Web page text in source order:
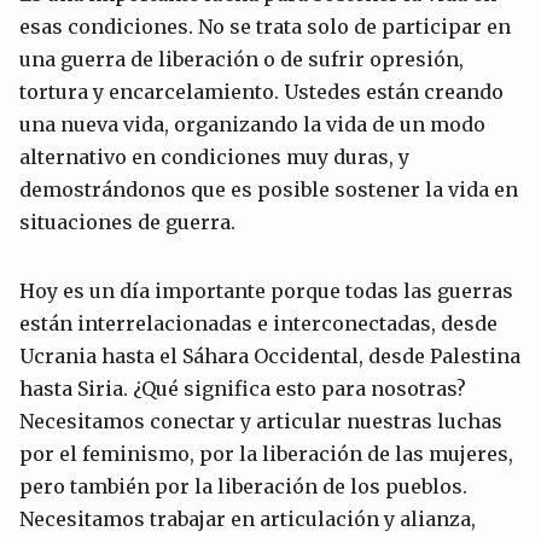
esas condiciones. No se trata solo de participar en
una guerra de liberación o de sufrir opresión,
tortura y encarcelamiento. Ustedes están creando
una nueva vida, organizando la vida de un modo
alternativo en condiciones muy duras, y
demostrándonos que es posible sostener la vida en
situaciones de guerra.
Hoy es un día importante porque todas las guerras
están interrelacionadas e interconectadas, desde
Ucrania hasta el Sáhara Occidental, desde Palestina
hasta Siria. ¿Qué significa esto para nosotras?
Necesitamos conectar y articular nuestras luchas
por el feminismo, por la liberación de las mujeres,
pero también por la liberación de los pueblos.
Necesitamos trabajar en articulación y alianza,